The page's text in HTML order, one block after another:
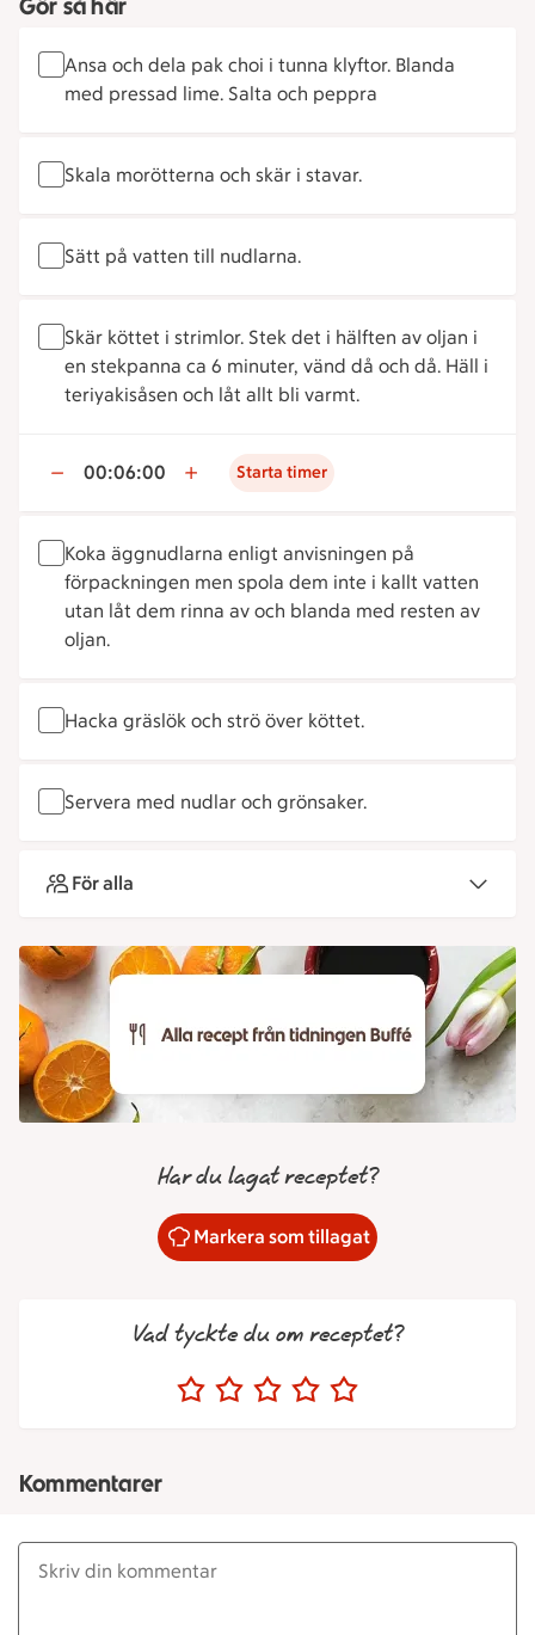
Gör så här
Ansa och dela pak choi i tunna klyftor. Blanda
med pressad lime. Salta och peppra
Skala morötterna och skär i stavar.
Sätt på vatten till nudlarna.
Skär köttet i strimlor. Stek det i hälften av oljan i
en stekpanna ca 6 minuter, vänd då och då. Häll i
teriyakisåsen och låt allt bli varmt.
00:06:00 Starta timer
Koka äggnudlarna enligt anvisningen på
förpackningen men spola dem inte i kallt vatten
utan låt dem rinna av och blanda med resten av
oljan.
Hacka gräslök och strö över köttet.
Servera med nudlar och grönsaker.
För alla
Har du lagat receptet?
Markera som tillagat
Vad tyckte du om receptet?
Kommentarer